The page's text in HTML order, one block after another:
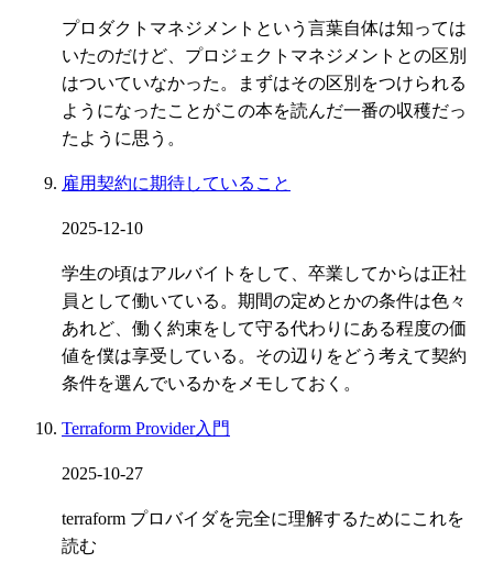
プロダクトマネジメントという言葉自体は知っては
いたのだけど、プロジェクトマネジメントとの区別
はついていなかった。まずはその区別をつけられる
ようになったことがこの本を読んだ一番の収穫だっ
たように思う。
雇用契約に期待していること
2025-12-10
学生の頃はアルバイトをして、卒業してからは正社
員として働いている。期間の定めとかの条件は色々
あれど、働く約束をして守る代わりにある程度の価
値を僕は享受している。その辺りをどう考えて契約
条件を選んでいるかをメモしておく。
Terraform Provider入門
2025-10-27
terraform プロバイダを完全に理解するためにこれを
読む